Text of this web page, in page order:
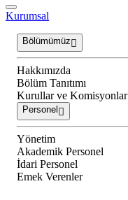
Kurumsal
Bölümümüz
Hakkımızda
Bölüm Tanıtımı
Kurullar ve Komisyonlar
Personel
Yönetim
Akademik Personel
İdari Personel
Emek Verenler